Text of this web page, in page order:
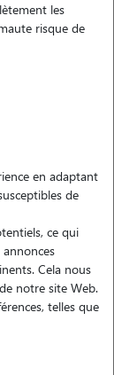
les
risque de
en adaptant
de
ce qui
Cela nous
notre site Web.
telles que